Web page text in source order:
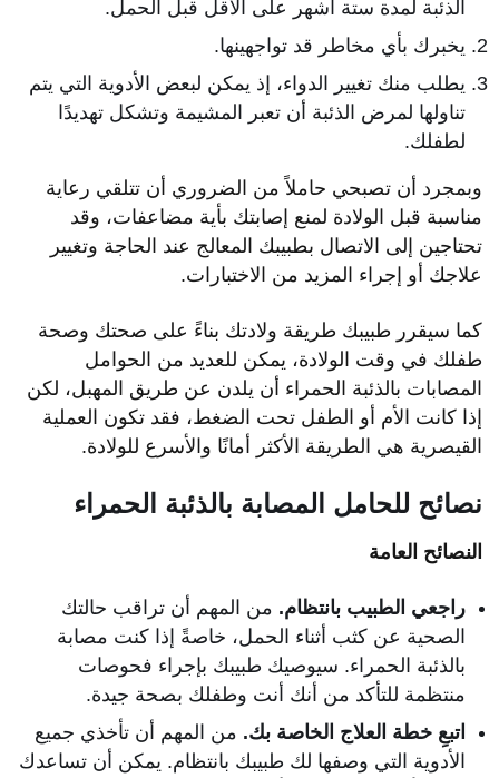
الذئبة لمدة ستة أشهر على الأقل قبل الحمل.
يخبرك بأي مخاطر قد تواجهينها.
يطلب منك تغيير الدواء، إذ يمكن لبعض الأدوية التي يتم
تناولها لمرض الذئبة أن تعبر المشيمة وتشكل تهديدًا
لطفلك.
وبمجرد أن تصبحي حاملاً من الضروري أن تتلقي رعاية
مناسبة قبل الولادة لمنع إصابتك بأية مضاعفات، وقد
تحتاجين إلى الاتصال بطبيبك المعالج عند الحاجة وتغيير
علاجك أو إجراء المزيد من الاختبارات.
كما سيقرر طبيبك طريقة ولادتك بناءً على صحتك وصحة
طفلك في وقت الولادة، يمكن للعديد من الحوامل
المصابات بالذئبة الحمراء أن يلدن عن طريق المهبل، لكن
إذا كانت الأم أو الطفل تحت الضغط، فقد تكون العملية
القيصرية هي الطريقة الأكثر أمانًا والأسرع للولادة.
نصائح للحامل المصابة بالذئبة الحمراء
النصائح العامة
راجعي الطبيب بانتظام. من المهم أن تراقب حالتك
الصحية عن كثب أثناء الحمل، خاصةً إذا كنت مصابة
بالذئبة الحمراء. سيوصيك طبيبك بإجراء فحوصات
منتظمة للتأكد من أنك أنت وطفلك بصحة جيدة.
اتبعِ خطة العلاج الخاصة بك. من المهم أن تأخذي جميع
الأدوية التي وصفها لك طبيبك بانتظام. يمكن أن تساعدك